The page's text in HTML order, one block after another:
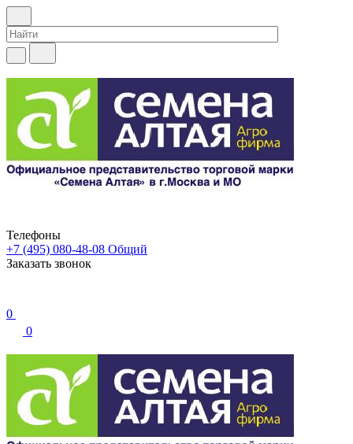
Телефоны
+7 (495) 080-48-08 Общий
Заказать звонок
0
0